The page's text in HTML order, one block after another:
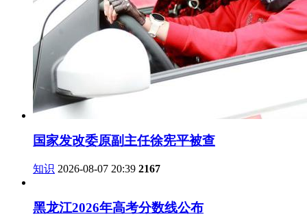
国家发改委原副主任徐宪平被查
知识 2026-08-07 20:39 2167
黑龙江2026年高考分数线公布